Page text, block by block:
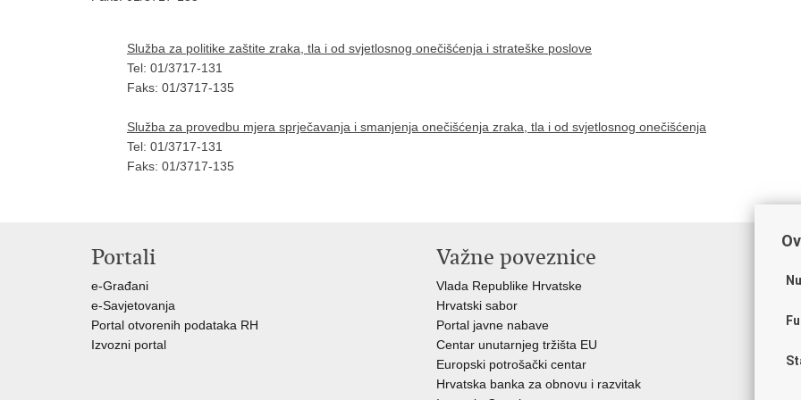
Služba za politike zaštite zraka, tla i od svjetlosnog onečišćenja i strateške poslove
Tel: 01/3717-131
Faks: 01/3717-135
Služba za provedbu mjera sprječavanja i smanjenja onečišćenja zraka, tla i od svjetlosnog onečišćenja
Tel: 01/3717-131
Faks: 01/3717-135
Portali
e-Građani
e-Savjetovanja
Portal otvorenih podataka RH
Izvozni portal
Važne poveznice
Vlada Republike Hrvatske
Hrvatski sabor
Portal javne nabave
Centar unutarnjeg tržišta EU
Europski potrošački centar
Hrvatska banka za obnovu i razvitak